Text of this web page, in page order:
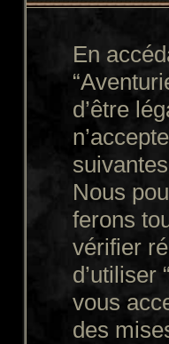
En
d’être
Nous
ferons
vérifier
d’utiliser
vous
des